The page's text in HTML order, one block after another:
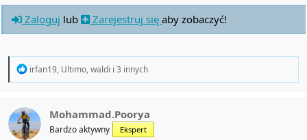
Zaloguj lub Zarejestruj się aby zobaczyć!
R
t
i
o
irfan19, Ultimo,waldi i 3 innych
Mohammad.Poorya
Bardzo aktywny Ekspert